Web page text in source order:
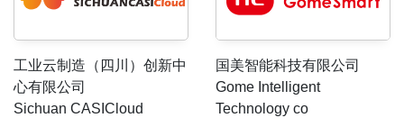
工业云制造（四川）创新中
心有限公司
Sichuan CASICloud
国美智能科技有限公司
Gome Intelligent
Technology co